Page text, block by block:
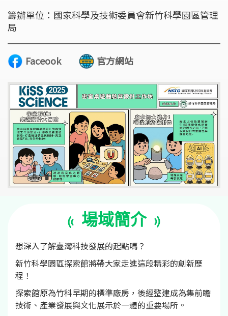
籌辦單位：國家科學及技術委員會新竹科學園區管理
局
Faceook 官方網站
場域簡介
想深入了解臺灣科技發展的起點嗎？
新竹科學園區探索館將帶大家走進這段精彩的創新歷
程！
探索館原為竹科早期的標準廠房，後經整建成為集前瞻
技術、產業發展與文化展示於一體的重要場所。